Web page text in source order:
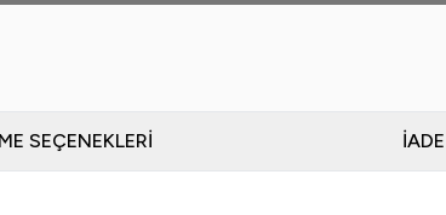
SEÇENEKLERI